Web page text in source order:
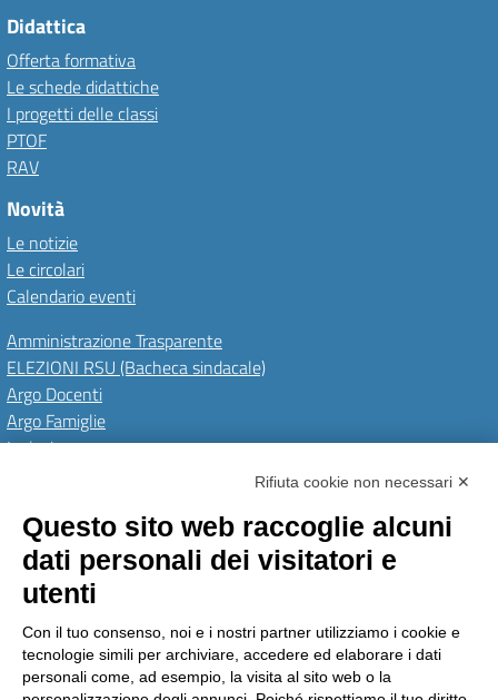
Didattica
Offerta formativa
Le schede didattiche
I progetti delle classi
PTOF
RAV
Novità
Le notizie
Le circolari
Calendario eventi
Amministrazione Trasparente
ELEZIONI RSU (Bacheca sindacale)
Argo Docenti
Argo Famiglie
Inclusione
Amministrazione TrasparenteAlbo OnlineInvia una MAD
Privacy PolicyGDPRDichiarazione di accessibilità
Obiettivi di accessibilità
Seguici su:
Rifiuta cookie non necessari ✕
Questo sito web raccoglie alcuni
dati personali dei visitatori e
utenti
Con il tuo consenso, noi e i nostri partner utilizziamo i cookie e
tecnologie simili per archiviare, accedere ed elaborare i dati
personali come, ad esempio, la visita al sito web o la